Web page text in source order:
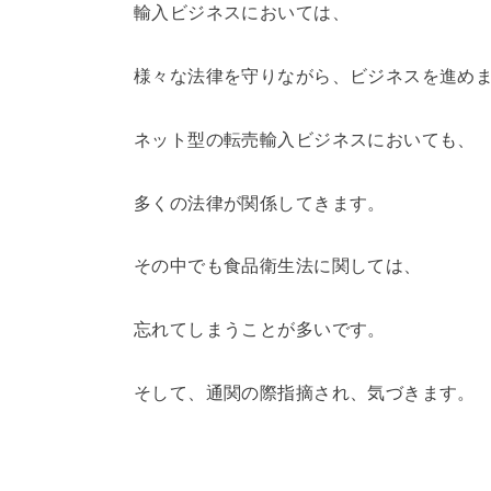
輸入ビジネスにおいては、
様々な法律を守りながら、ビジネスを進め
ネット型の転売輸入ビジネスにおいても、
多くの法律が関係してきます。
その中でも食品衛生法に関しては、
忘れてしまうことが多いです。
そして、通関の際指摘され、気づきます。